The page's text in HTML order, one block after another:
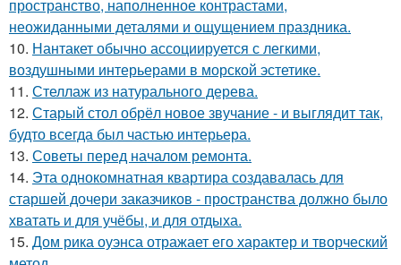
пространство, наполненное контрастами,
неожиданными деталями и ощущением праздника.
10. Нантакет обычно ассоциируется с легкими,
воздушными интерьерами в морской эстетике.
11. Стеллаж из натурального дерева.
12. Старый стол обрёл новое звучание - и выглядит так,
будто всегда был частью интерьера.
13. Советы перед началом ремонта.
14. Эта однокомнатная квартира создавалась для
старшей дочери заказчиков - пространства должно было
хватать и для учёбы, и для отдыха.
15. Дом рика оуэнса отражает его характер и творческий